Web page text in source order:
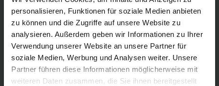
personalisieren, Funktionen für soziale Medien anbieten
zu können und die Zugriffe auf unsere Website zu
analysieren. Außerdem geben wir Informationen zu Ihrer
Verwendung unserer Website an unsere Partner für
soziale Medien, Werbung und Analysen weiter. Unsere
Partner führen diese Informationen möglicherweise mit
weiteren Daten zusammen, die Sie ihnen bereitgestellt